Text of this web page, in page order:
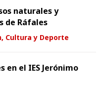
naturales y
de Ráfales
Cultura y Deporte
en el IES Jerónimo